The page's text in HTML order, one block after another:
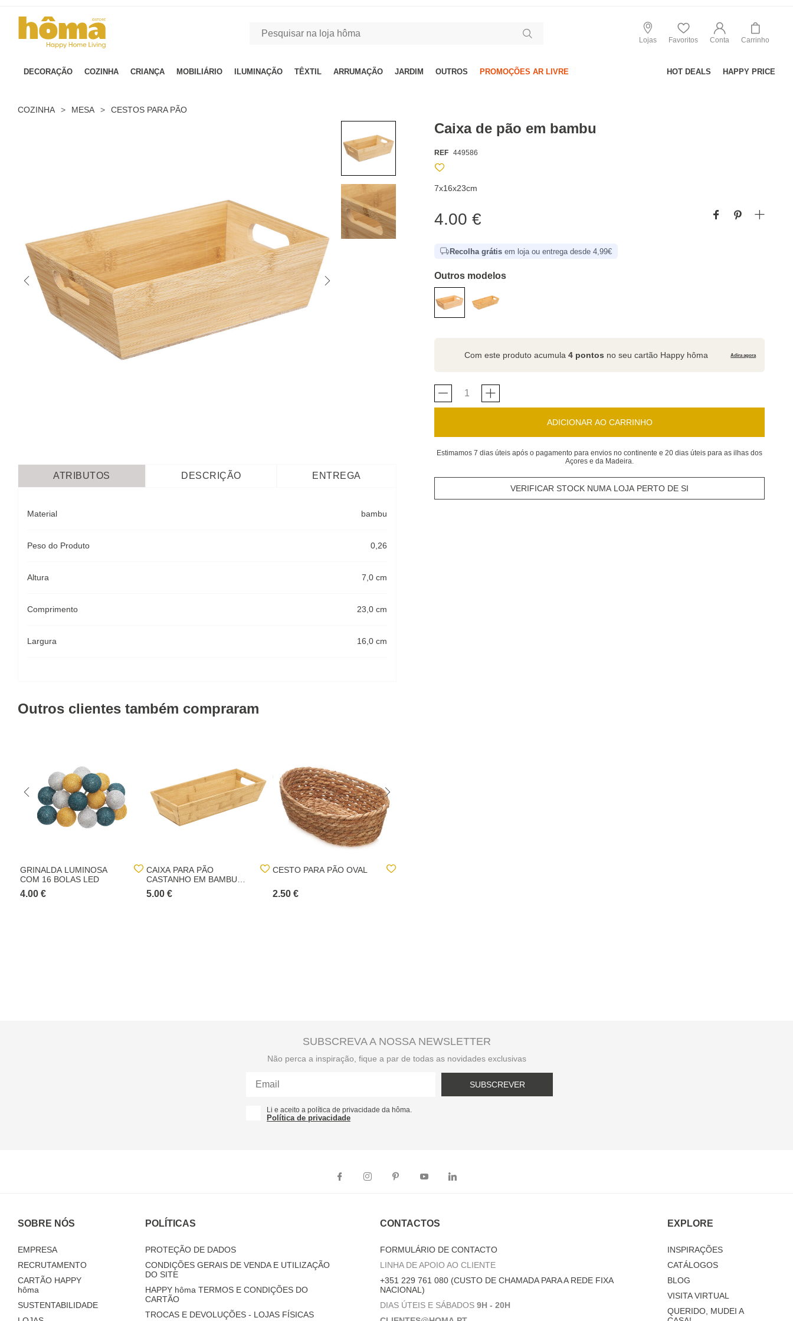
Lojas Favoritos Conta Carrinho
DECORAÇÃO COZINHA CRIANÇA MOBILIÁRIO ILUMINAÇÃO TÊXTIL ARRUMAÇÃO JARDIM OUTROS PROMOÇÕES AR LIVRE HOT DEALS HAPPY PRICE
COZINHA > MESA > CESTOS PARA PÃO
Caixa de pão em bambu
REF 449586
7x16x23cm
4.00 €
Recolha grátis em loja ou entrega desde 4,99€
Outros modelos
Com este produto acumula4 pontos no seu cartão Happy hôma Adira agora
ADICIONAR AO CARRINHO
Estimamos 7 dias úteis após o pagamento para envios no continente e 20 dias úteis para as ilhas dos
Açores e da Madeira.
VERIFICAR STOCK NUMA LOJA PERTO DE SI
ATRIBUTOS DESCRIÇÃO ENTREGA
Material bambu
Peso do Produto 0,26
Altura 7,0 cm
Comprimento 23,0 cm
Largura 16,0 cm
Outros clientes também compraram
GRINALDA LUMINOSA
COM 16 BOLAS LED
4.00 €
CAIXA PARA PÃO
CASTANHO EM BAMBU
33CM
5.00 €
CESTO PARA PÃO OVAL
2.50 €
SUBSCREVA A NOSSA NEWSLETTER
Não perca a inspiração, fique a par de todas as novidades exclusivas
SUBSCREVER
Li e aceito a política de privacidade da hôma.
Política de privacidade
SOBRE NÓS
EMPRESA
RECRUTAMENTO
CARTÃO HAPPY
hôma
SUSTENTABILIDADE
POLÍTICAS
PROTEÇÃO DE DADOS
CONDIÇÕES GERAIS DE VENDA E UTILIZAÇÃO
DO SITE
HAPPY hôma TERMOS E CONDIÇÕES DO
CARTÃO
TROCAS E DEVOLUÇÕES - LOJAS FÍSICAS
CONTACTOS
FORMULÁRIO DE CONTACTO
LINHA DE APOIO AO CLIENTE
+351 229 761 080 (CUSTO DE CHAMADA PARA A REDE FIXA
NACIONAL)
DIAS ÚTEIS E SÁBADOS 9H - 20H
EXPLORE
INSPIRAÇÕES
CATÁLOGOS
BLOG
VISITA VIRTUAL
QUERIDO, MUDEI A